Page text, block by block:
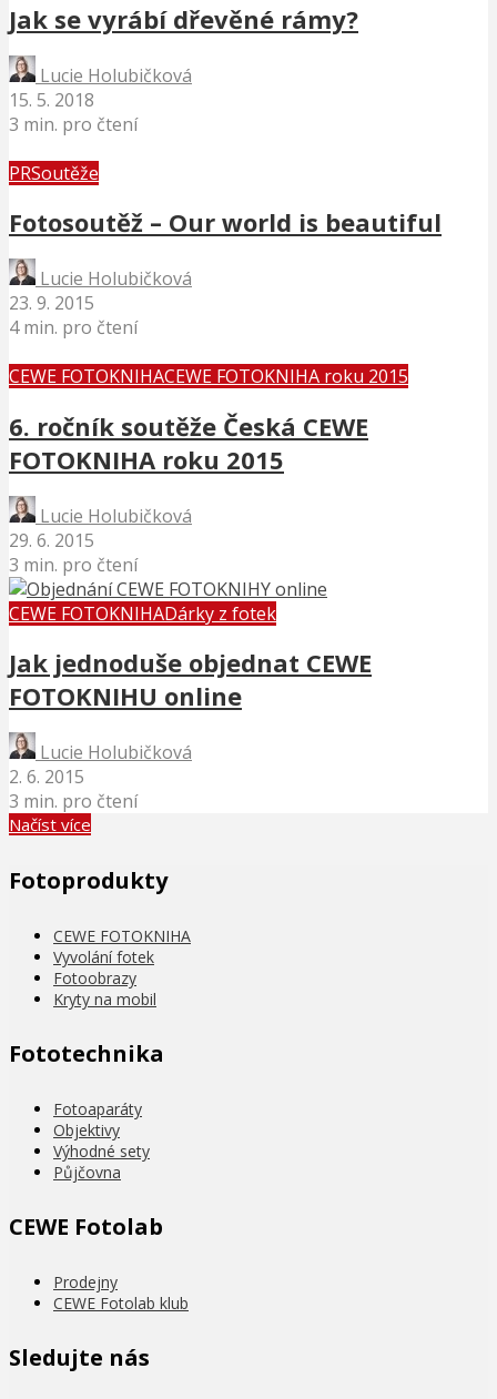
Jak se vyrábí dřevěné rámy?
Lucie Holubičková
15. 5. 2018
3 min. pro čtení
PRSoutěže
Fotosoutěž – Our world is beautiful
Lucie Holubičková
23. 9. 2015
4 min. pro čtení
CEWE FOTOKNIHACEWE FOTOKNIHA roku 2015
6. ročník soutěže Česká CEWE
FOTOKNIHA roku 2015
Lucie Holubičková
29. 6. 2015
3 min. pro čtení
CEWE FOTOKNIHADárky z fotek
Jak jednoduše objednat CEWE
FOTOKNIHU online
Lucie Holubičková
2. 6. 2015
3 min. pro čtení
Načíst více
Fotoprodukty
CEWE FOTOKNIHA
Vyvolání fotek
Fotoobrazy
Kryty na mobil
Fototechnika
Fotoaparáty
Objektivy
Výhodné sety
Půjčovna
CEWE Fotolab
Prodejny
CEWE Fotolab klub
Sledujte nás